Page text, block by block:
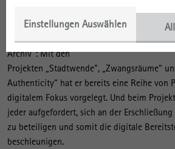
Einstellungen Auswählen
Das Portal „Stadt-Raum-Geschichte“ ist
Digitalstrategie des
Archiv“: Mit den
Projekten „Stadtwende“, „Zwangsräume“
Authenticity“ hat er bereits eine Reihe von
digitalem Fokus vorgelegt. Und beim
jeder aufgefordert, sich an der
zu beteiligen und somit die digitale
beschleunigen.